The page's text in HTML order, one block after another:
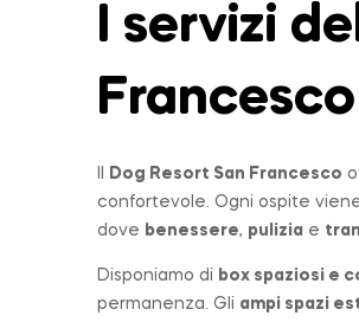
I servizi
Francesco
Dog Resort San Francesco
confortevole. Ogni ospite
dove benessere, pulizia e
Disponiamo di box spaziosi e
permanenza. Gli ampi spazi